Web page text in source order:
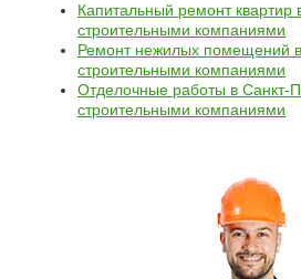
Капитальный ремонт квартир
строительными компаниями
Ремонт нежилых помещений
строительными компаниями
Отделочные работы в Санкт-
строительными компаниями